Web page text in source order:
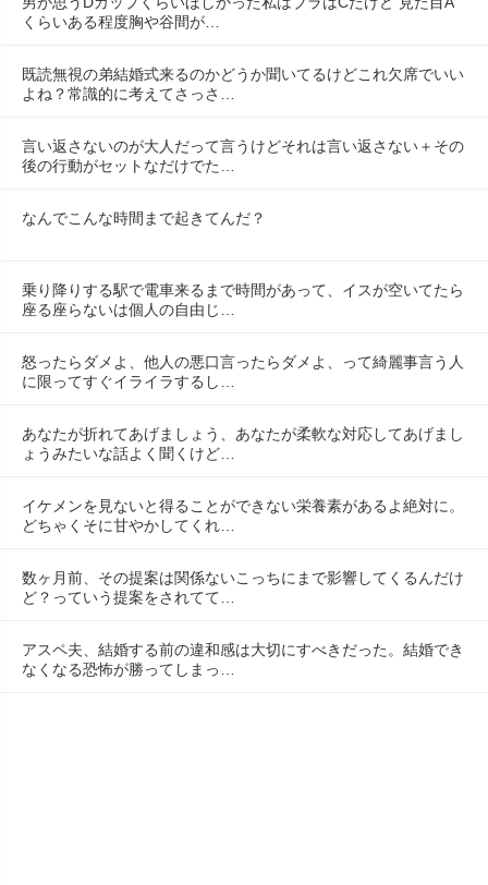
くらいある程度胸や谷間が…
既読無視の弟結婚式来るのかどうか聞いてるけどこれ欠席でいい
よね？常識的に考えてさっさ…
言い返さないのが大人だって言うけどそれは言い返さない＋その
後の行動がセットなだけでた…
なんでこんな時間まで起きてんだ？
乗り降りする駅で電車来るまで時間があって、イスが空いてたら
座る座らないは個人の自由じ…
怒ったらダメよ、他人の悪口言ったらダメよ、って綺麗事言う人
に限ってすぐイライラするし…
あなたが折れてあげましょう、あなたが柔軟な対応してあげまし
ょうみたいな話よく聞くけど…
イケメンを見ないと得ることができない栄養素があるよ絶対に。
どちゃくそに甘やかしてくれ…
数ヶ月前、その提案は関係ないこっちにまで影響してくるんだけ
ど？っていう提案をされてて…
アスペ夫、結婚する前の違和感は大切にすべきだった。結婚でき
なくなる恐怖が勝ってしまっ…